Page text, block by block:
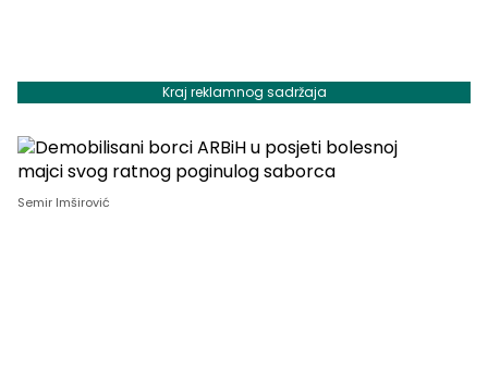
Kraj reklamnog sadržaja
Semir Imširović